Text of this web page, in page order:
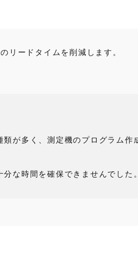
リードタイムを削減します。
が多く、測定機のプログラム作
な時間を確保できませんでした